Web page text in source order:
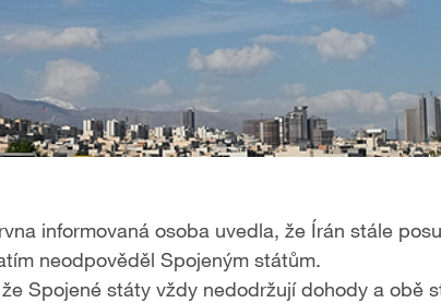
informovaná osoba uvedla, že Írán stále
neodpověděl Spojeným státům.
Spojené státy vždy nedodržují dohody​ a obě